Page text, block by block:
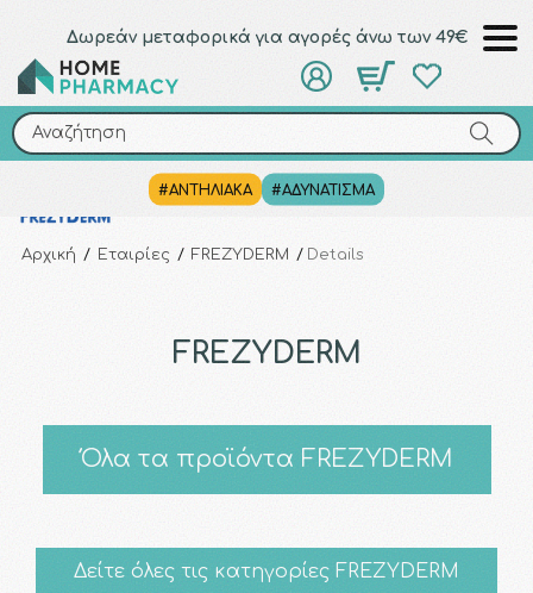
Δωρεάν μεταφορικά για αγορές άνω των 49€
Αναζήτηση
#ΑΝΤΗΛΙΑΚΑ #ΑΔΥΝΑΤΙΣΜΑ
Αναζήτηση
Αρχική / Εταιρίες / FREZYDERM / Details
FREZYDERM
Όλα τα προϊόντα FREZYDERM
Δείτε όλες τις κατηγορίες FREZYDERM